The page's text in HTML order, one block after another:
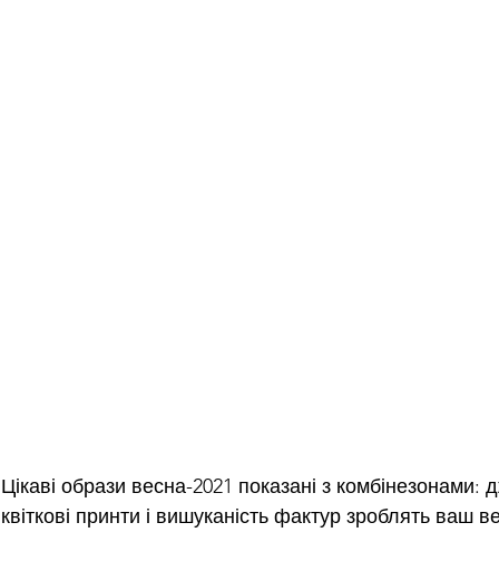
Цікаві образи весна-2021 показані з комбінезонами:
квіткові принти і вишуканість фактур зроблять ваш